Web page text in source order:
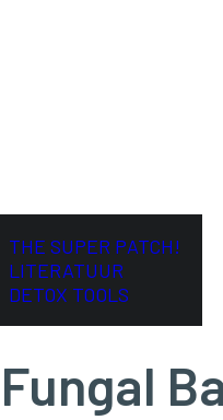
THE SUPER PATCH!
LITERATUUR
DETOX TOOLS
Fungal